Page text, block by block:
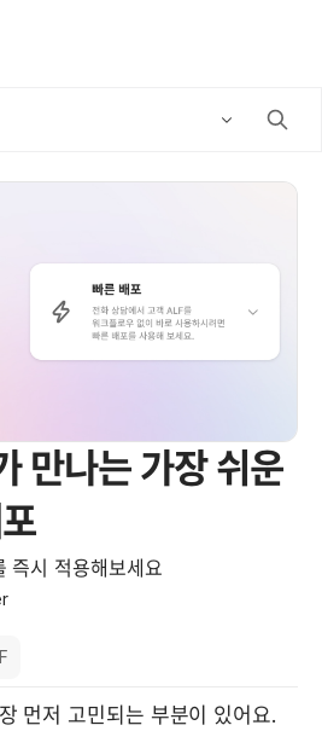
만나는 가장 쉬운
즉시 적용해보세요
먼저 고민되는 부분이 있어요.